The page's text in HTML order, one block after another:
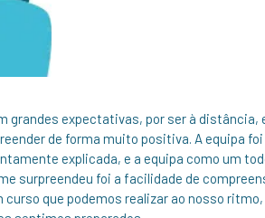
grandes expectativas, por ser à distância,
de forma muito positiva. A equipa
explicada, e a equipa como um
surpreendeu foi a facilidade de
curso que podemos realizar ao nosso